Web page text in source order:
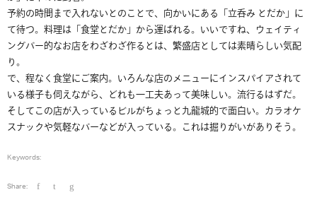
予約の時間まで入れないとのことで、向かいにある「立呑み とだか」に
て待つ。料理は「食堂とだか」から運ばれる。いいですね、ウェイティ
ングバー的なお店をわざわざ作るとは、繁盛店としては素晴らしい気配
り。
で、程なく食堂にご案内。いろんな店のメニューにインスパイアされて
いる様子も伺えながら、どれも一工夫あって美味しい。流行るはずだ。
そしてこの店が入っているビルがちょっと九龍城的で面白い。カラオケ
スナックや気軽なバーなどが入っている。これは掘りがいがありそう。
Keywords:
Share: